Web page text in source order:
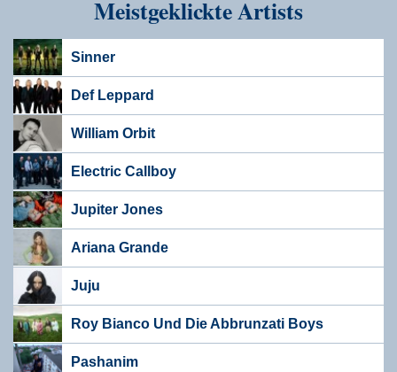
Meistgeklickte Artists
Sinner
Def Leppard
William Orbit
Electric Callboy
Jupiter Jones
Ariana Grande
Juju
Roy Bianco Und Die Abbrunzati Boys
Pashanim